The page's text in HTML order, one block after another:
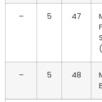
– 5 47
– 5 48